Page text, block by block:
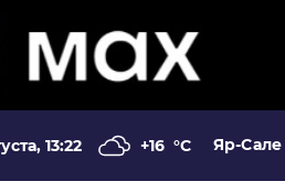
13:22 +16 °C Яр-Сале